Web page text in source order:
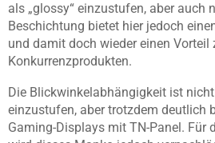
als „glossy“ einzustufen, aber auch
Beschichtung bietet hier jedoch
und damit doch wieder einen Vorteil
Konkurrenzprodukten.
Die Blickwinkelabhängigkeit ist
einzustufen, aber trotzdem deutlich
Gaming-Displays mit TN-Panel. Für